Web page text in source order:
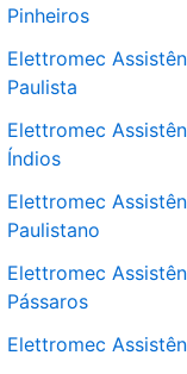
Pinheiros
Elettromec
Paulista
Elettromec
Índios
Elettromec
Paulistano
Elettromec
Pássaros
Elettromec